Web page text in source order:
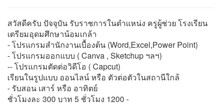
สวัสดีครับ ปัจจุบัน รับราชการในตำแหน่ง ครูผู้ช่วย โรงเรียน
เตรียมอุดมศึกษาน้อมเกล้า
- โปรแกรมสำนักงานเบื้องต้น (Word,Excel,Power Point)
- โปรแกรมออกแบบ ( Canva , Sketchup ฯลฯ)
-- โปรแกรมตัดต่อวิดีโอ ( Capcut)
เรียนในรูปแบบ ออนไลน์ หรือ ตัวต่อตัวในสถานีใกล้
- รับสอน เสาร์ หรือ อาทิตย์
ชั่วโมงละ 300 บาท 5 ชั่วโมง 1200 -